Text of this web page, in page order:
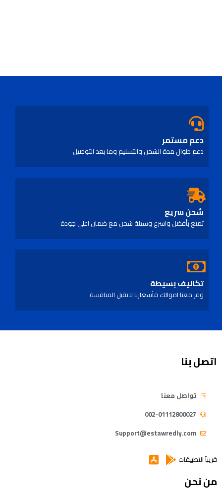
دعم مستمر
دعم طوال مدة الشحن والتسليم وما بعد التوصيل
شحن سريع
تمتع بأفضل واسرع وسيلة شحن مع ضمان اعلي جودة
تكاليف بسيطة
وفر معنا اموالك فأسعارنا لاتقبل المنافسة
اتصل بنا
تواصل معنا
002-01112800027
Support@estawredly.com
قريباً التطبيقات
من نحن